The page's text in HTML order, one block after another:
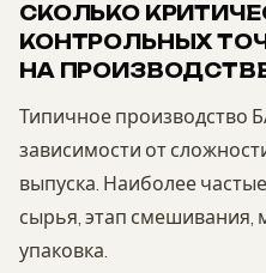
СКОЛЬКО
КОНТРОЛЬНЫХ
НА
Типичное производство
зависимости от
выпуска. Наиболее
сырья, этап смешивания,
упаковка.